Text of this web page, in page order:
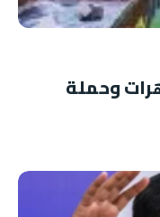
وحملة